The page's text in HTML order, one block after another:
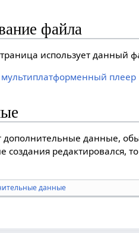
файла
использует данный
мультиплатформенный плеер
дополнительные данные,
создания редактировался,
данные